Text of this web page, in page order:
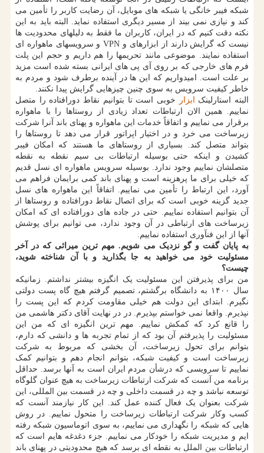
شبکه فیبر خانگی یا شبکه های موبایل، آن رضایت کاربر را تأمین می
کند و نیازی نمی بیند از مسیر دیگری استفاده نماید. البته باید به این
نکته دقت کنیم که در ایران، کاربران ما فقط به دلیلهای محدودیت ها
نیست که گرایش دارند از ابزارهای و VPN و سرویسهای ماهواره ای
استفاده نمایند. موضوعی مانند تحریمها را هم داریم و حجم این پلت
فرم های خارجی که بر روی آی پی های ایرانی بسته شده است مزید
بر علت است. امیدواریم که این ها در آینده برطرف شود و مردم به
خاطر کیفیت سرویس به سوی چنین چیزهایی گرایش پیدا نکنند.
البته استارلینک ابزار
خوبی است تا بتوانیم نقاط دورافتاده را متصل
نماییم. همین الان ارتباطات تعداد زیادی از روستاها را با ماهواره
برقرار می نماییم و اتفاقاً خدمات این ماهواره و پهنای باند آنرا شرکت
زیرساخت می خرد و در اختیار اپراتور قرار می دهد تا روستاها را
بتواند متصل کند. بسیاری از روستاهای ما هستند که امکان فیبر
کشیدن و اینکه حتی بوسیله ارتباطات بی سیم نقطه به نقطه
متصلشان نماییم وجود ندارد. بوسیله سرویس ماهواره ای نسل قدیم
که خیلی برای ما پرهزینه است و پهنای باند کمی برایمان فراهم می
آورد، این ارتباط را تأمین می نماییم. اتفاقاً این ماهواره های نسل
جدید گزینه خوبی است که برای اتصال نقاط دورافتاده و روستاها از
آن بتوانیم استفاده نماییم. حتی در جاده های دورافتاده ای که امکان
زیرساخت های ارتباطی در آن وجود ندارد، می توانیم برای پوشش
آنها از این فنآوری استفاده نماییم.
به پایان گفت و گو نزدیک می شویم. مهم ترین میراثی که در آخر
مسئولیت خود می خواهید به جا بگذارید و با آن شناخته شوید،
چیست؟
من برای پذیرفتن این مسئولیت یک انگیزه بیشتر نداشتم. زمانیکه
سال ۱۴۰۰ به دانشگاه برگشتم، تصمیم گرفتم هیچ گاه پست دولتی
نگیرم. ابتدای این دولت هم خیلی مقاومت کردم که این پست را
نپذیرم. واقعا نمی خواستم بپذیرم. در در نهایت آقای دکتر هاشمی من
را قانع کرد که کمکش نماییم. مهم ترین انگیزه ای که من این
مسئولیت را پذیرفتم آن بود که از تمام تجربه ها و دانشی که دارم،
بتوانم برای تحول زیرساخت، آن بخشی که مربوط به شرکت
زیرساخت است و کیفیت شبکه، بتوانم انجام دهم و بتوانیم کمک
نماییم تا سرویسی که درشأن مردم ایران است به آنها برسد. حداقل
برنامه من آنست که شرکت ارتباطات زیرساخت به هیچ عنوان گلوگاه
توسعه نباشد و چه در قسمت داخلی و چه در قسمت بین المللی، این
شرکت بعنوان یک فعال کننده عمل کند. این کار نیازمند آنست که
کسب وکار شرکت ارتباطات زیرساخت را متحول نماییم. در روش
هایی که شبکه را نگهداری می نماییم، به سوی اتوماسیون شبکه رفته
ایم و مدیریت شبکه را خودکار می نماییم. جزء دغدغه هایم است که
ارتباطات بین الملل به نقطه ای برسد که هیچ محدودیتی در پهنای باند